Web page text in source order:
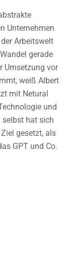
Unternehmen
Arbeitswelt
gerade
Umsetzung vor
weiß Albert
mit Netural
und
selbst hat sich
gesetzt, als
GPT und Co.